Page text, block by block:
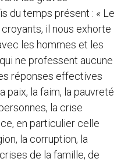
du temps présent : « Le
il nous exhorte
les hommes et les
ne professent aucune
réponses effectives
paix, la faim, la pauvreté
la crise
en particulier celle
la corruption, la
de la famille, de